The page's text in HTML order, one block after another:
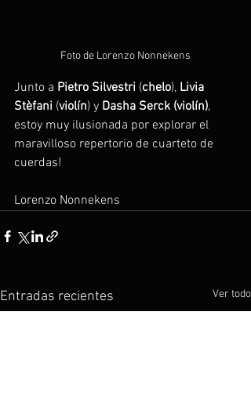
Foto de Lorenzo Nonnekens
Junto a Pietro Silvestri (chelo), Livia
Stèfani (violín) y Dasha Serck (violín),
estoy muy ilusionada por explorar el
maravilloso repertorio de cuarteto de
cuerdas!
Lorenzo Nonnekens
Entradas recientes Ver todo